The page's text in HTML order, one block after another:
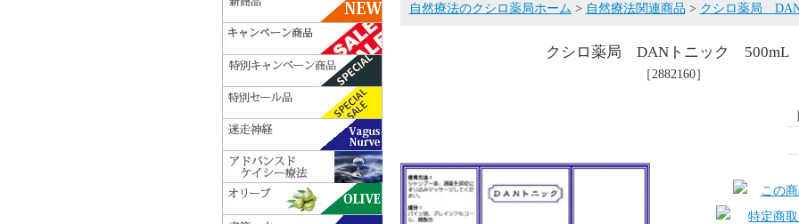
自然療法のクシロ薬局ホーム > 自然療法関連商品 > クシロ薬局
クシロ薬局 DANトニック 500mL
［2882160］